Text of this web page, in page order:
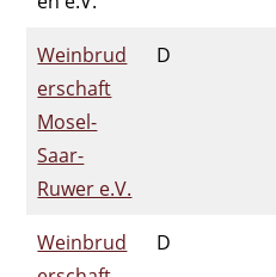
Weinbrud
erschaft
Mosel-
Saar-
Ruwer e.V.
D
Weinbrud
D